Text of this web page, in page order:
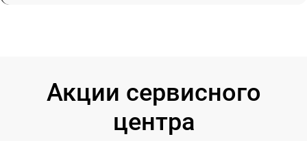
Акции сервисного
центра